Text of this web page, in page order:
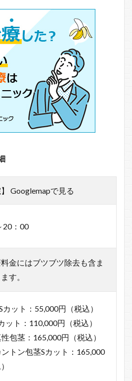
】 Googlemapで見る
20：00
金にはブツブツ除去も含ま
す。
カット：55,000円（税込）
ット：110,000円（税込）
包茎：165,000円（税込）
トン包茎Sカット：165,000